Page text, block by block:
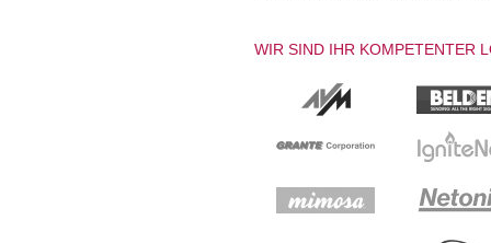
WIR SIND IHR KOMPETENTER